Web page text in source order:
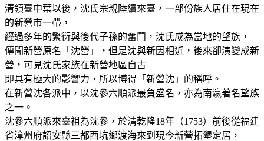
清領臺中葉以後，沈氏宗親陸續來臺，一部份族人居住在現在
的新營市一帶，
經過多年的繁衍與後代子孫的奮鬥，沈氏成為當地的望族，
傳聞新營原名「沈營」，但是沈與新因相近，後來卻演變成新
營，可見沈氏家族在新營地區自古
即具有極大的影響力，所以博得「新營沈」的稱呼。
在新營沈各派中，以沈參六順派最負盛名，亦為南瀛著名望族
之一。
沈參六順派來臺祖為沈參，於清乾隆18年（1753）前後從福建
省漳州府詔安縣三都西坑鄉渡海來到現今新營拓墾定居，